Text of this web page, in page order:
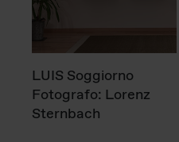
LUIS Soggiorno
Fotografo: Lorenz
Sternbach